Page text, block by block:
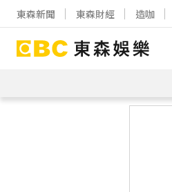
東森新聞 東森財經 造咖